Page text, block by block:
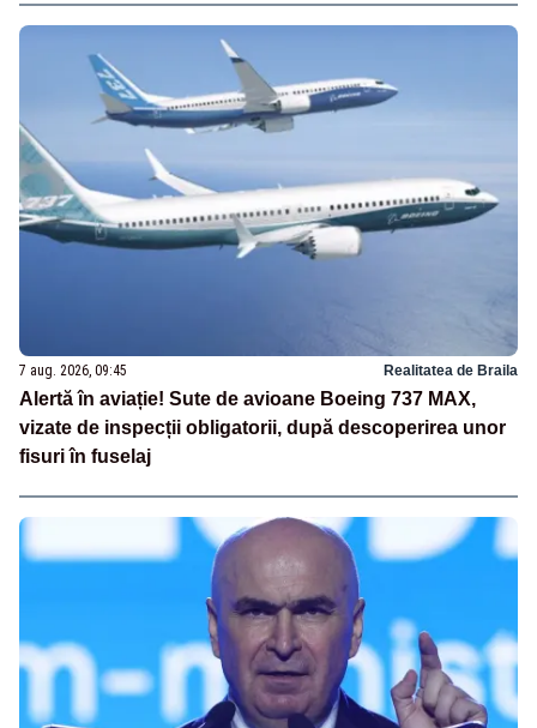
7 aug. 2026, 09:45 Realitatea de Braila
Alertă în aviație! Sute de avioane Boeing 737 MAX,
vizate de inspecții obligatorii, după descoperirea unor
fisuri în fuselaj